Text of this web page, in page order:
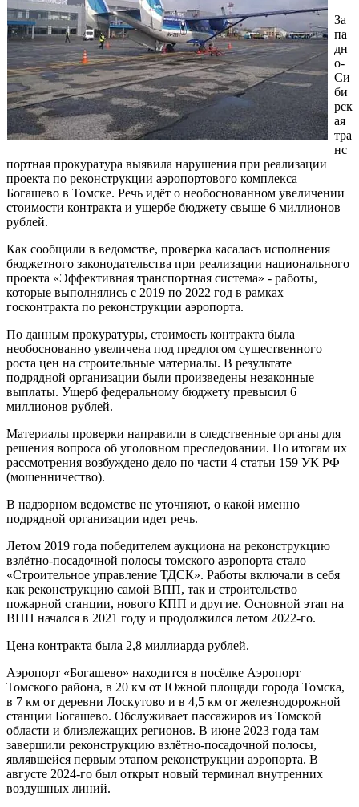
За
па
дн
о-
Си
би
рск
ая
тра
нс
портная прокуратура выявила нарушения при реализации
проекта по реконструкции аэропортового комплекса
Богашево в Томске. Речь идёт о необоснованном увеличении
стоимости контракта и ущербе бюджету свыше 6 миллионов
рублей.
Как сообщили в ведомстве, проверка касалась исполнения
бюджетного законодательства при реализации национального
проекта «Эффективная транспортная система» - работы,
которые выполнялись с 2019 по 2022 год в рамках
госконтракта по реконструкции аэропорта.
По данным прокуратуры, стоимость контракта была
необоснованно увеличена под предлогом существенного
роста цен на строительные материалы. В результате
подрядной организации были произведены незаконные
выплаты. Ущерб федеральному бюджету превысил 6
миллионов рублей.
Материалы проверки направили в следственные органы для
решения вопроса об уголовном преследовании. По итогам их
рассмотрения возбуждено дело по части 4 статьи 159 УК РФ
(мошенничество).
В надзорном ведомстве не уточняют, о какой именно
подрядной организации идет речь.
Летом 2019 года победителем аукциона на реконструкцию
взлётно-посадочной полосы томского аэропорта стало
«Строительное управление ТДСК». Работы включали в себя
как реконструкцию самой ВПП, так и строительство
пожарной станции, нового КПП и другие. Основной этап на
ВПП начался в 2021 году и продолжился летом 2022-го.
Цена контракта была 2,8 миллиарда рублей.
Аэропорт «Богашево» находится в посёлке Аэропорт
Томского района, в 20 км от Южной площади города Томска,
в 7 км от деревни Лоскутово и в 4,5 км от железнодорожной
станции Богашево. Обслуживает пассажиров из Томской
области и близлежащих регионов. В июне 2023 года там
завершили реконструкцию взлётно-посадочной полосы,
являвшейся первым этапом реконструкции аэропорта. В
августе 2024-го был открыт новый терминал внутренних
воздушных линий.